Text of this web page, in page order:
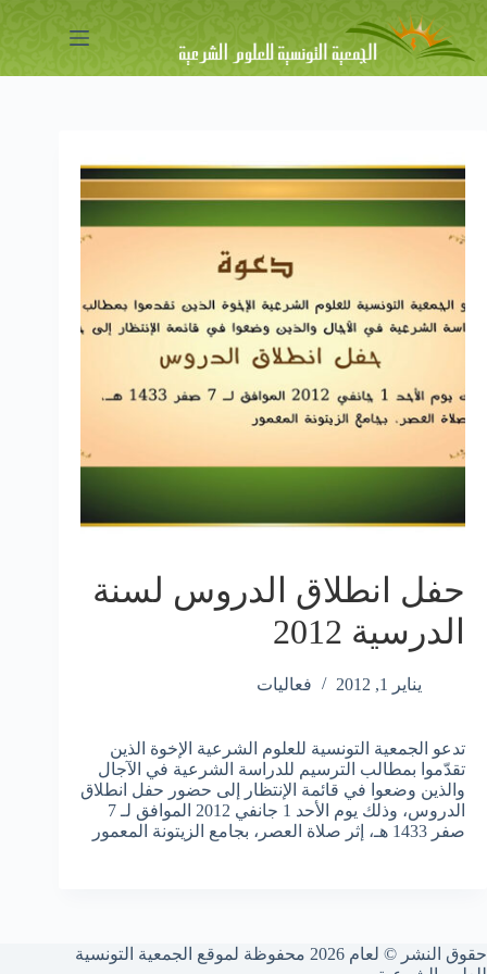
المحتوى
حفل انطلاق الدروس لسنة
الدرسية 2012
يناير 1, 2012 فعاليات
تدعو الجمعية التونسية للعلوم الشرعية الإخوة الذين
تقدّموا بمطالب الترسيم للدراسة الشرعية في الآجال
والذين وضعوا في قائمة الإنتظار إلى حضور حفل انطلاق
الدروس، وذلك يوم الأحد 1 جانفي 2012 الموافق لـ 7
صفر 1433 هـ، إثر صلاة العصر، بجامع الزيتونة المعمور
حقوق النشر © لعام 2026 محفوظة لموقع الجمعية التونسية